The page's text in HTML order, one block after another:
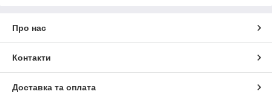
Про нас
Контакти
Доставка та оплата